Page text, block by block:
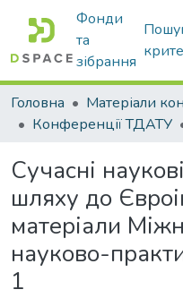
Фонди
та
зібрання
Головна
Конференції ТДАТУ
Сучасні
шляху до
матеріали
науково-
1